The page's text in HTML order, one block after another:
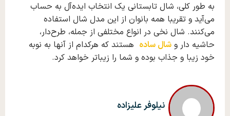
به طور کلی، شال تابستانی یک انتخاب ایده‌آل به حساب
می‌آید و تقریبا همه بانوان از این مدل شال استفاده
می‌کنند‌. شال نخی در انواع مختلفی از جمله، طرح‌دار،
حاشیه دار و شال ساده هستند که هرکدام از آنها به نوبه
خود زیبا و جذاب بوده و شما را زیباتر خواهد کرد‌‌.
نیلوفر علیزاده